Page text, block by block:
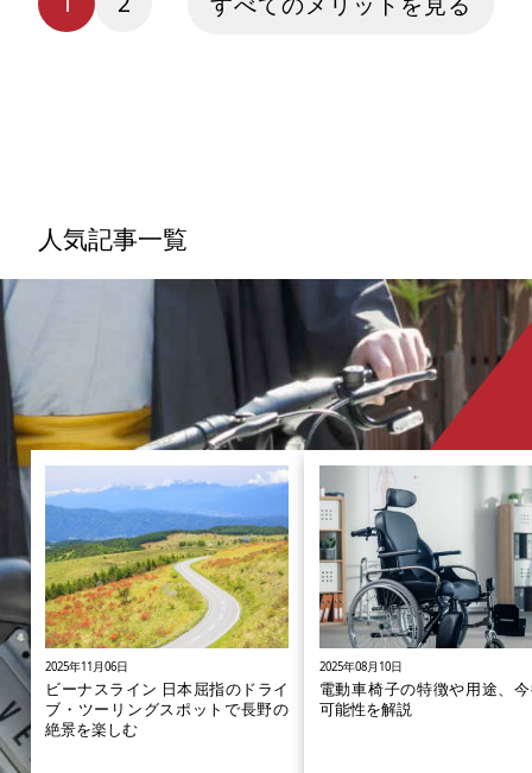
ヨタ）開発の「ウーブン・シティ（Woven
でしょう。 ランキング上位を占める国は欧州が
ーロッパと肩を並べている国もあり、アジア諸国
のスマートシティ化も年々進んでいます。 いま
アジアで導入されているスマートシティ都市の特
徴や交通事情について、実例を交えてご紹介しま
すべてのメリットを見る
人気記事一覧
2025年11月06日
ビーナスライン 日本屈指のドライ
ブ・ツーリングスポットで長野の
絶景を楽しむ
2025年08月10日
電動車椅子の特徴や用途、
可能性を解説